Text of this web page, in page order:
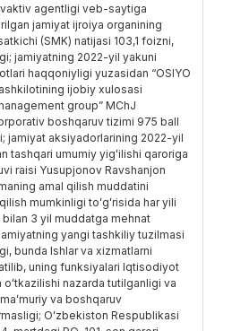
agentligi veb-saytiga
jamiyat ijroiya organining
(SMK) natijasi 103,1 foizni,
jamiyatning 2022-yil yakuni
haqqoniyligi yuzasidan “OSIYO
ijobiy xulosasi
group” MChJ
boshqaruv tizimi 975 ball
jamiyat aksiyadorlarining 2022-yil
tashqari umumiy yigʻilishi qaroriga
raisi Yusupjonov Ravshanjon
amal qilish muddatini
mumkinligi toʻgʻrisida har yili
3 yil muddatga mehnat
yangi tashkiliy tuzilmasi
bunda Ishlar va xizmatlarni
uning funksiyalari Iqtisodiyot
nazarda tutilganligi va
va boshqaruv
Oʻzbekiston Respublikasi